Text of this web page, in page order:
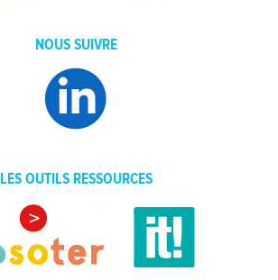
NOUS SUIVRE
LES OUTILS RESSOURCES